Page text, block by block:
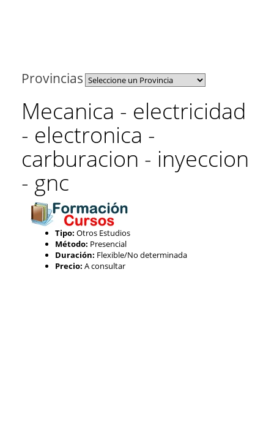
Provincias
Mecanica - electricidad
- electronica -
carburacion - inyeccion
- gnc
Tipo: Otros Estudios
Método: Presencial
Duración: Flexible/No determinada
Precio: A consultar